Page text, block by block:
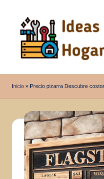
contenido
d
e
a
H
Inicio » Precio pizarra Descubre